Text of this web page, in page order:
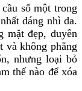
số một trong
dáng nhì da.
mặt đẹp, duyên
và không phẳng
nhưng loại bỏ
thế nào để xóa